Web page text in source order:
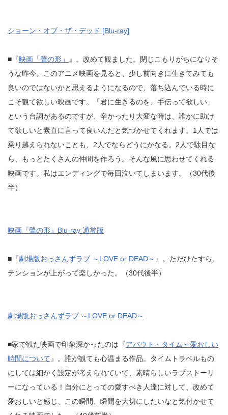
ショーン・オブ・ザ・デッド [Blu-ray]
■『映画「聲の形」
』。改めて観ました。閉じこもりがちになりそ
うな昨今。このアニメ映画を見ると、少し前向きに生きてみても
良いのではないかと思えるようになるので、落ち込んでいる時に
こそ観て欲しい映画です。「君に生きるのを、手伝って欲しい」
という台詞があるのですが、辛かったり大変な時は、誰かに助け
て欲しいと素直に言って良いんだと気づかせてくれます。1人では
乗り越えられないことも、2人でならどうにかなる。2人で駄目な
ら、もっとたくさんの仲間を作ろう。そんな風に思わせてくれる
映画です。私はエンディングで毎回泣いてしまいます。（30代後
半）
映画『聲の形』Blu-ray 通常版
■『劇場版おっさんずラブ ～LOVE or DEAD～ 』。ただひたすら、
テンションが上がって楽しかった。（30代後半）
劇場版おっさんずラブ ～LOVE or DEAD～
■家で観た映画で印象深かったのは『アバウト・タイム～愛おしい
時間について 』。誰が観ても心温まる作品。タイムトラベルもの
にしては細かく設定が考えられていて、素晴らしいラブストーリ
ーになっている！自分にとっての愛すべき人達に対して、改めて
愛おしいと感じ、この瞬間、瞬間を大切にしたいなと気付かせて